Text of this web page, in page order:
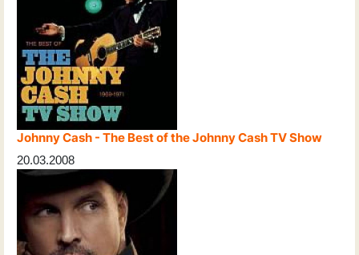
Johnny Cash - The Best of the Johnny Cash TV Show
20.03.2008